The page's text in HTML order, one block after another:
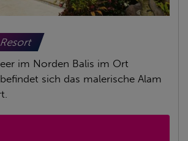
im Norden Balis im Ort
sich das malerische Alam